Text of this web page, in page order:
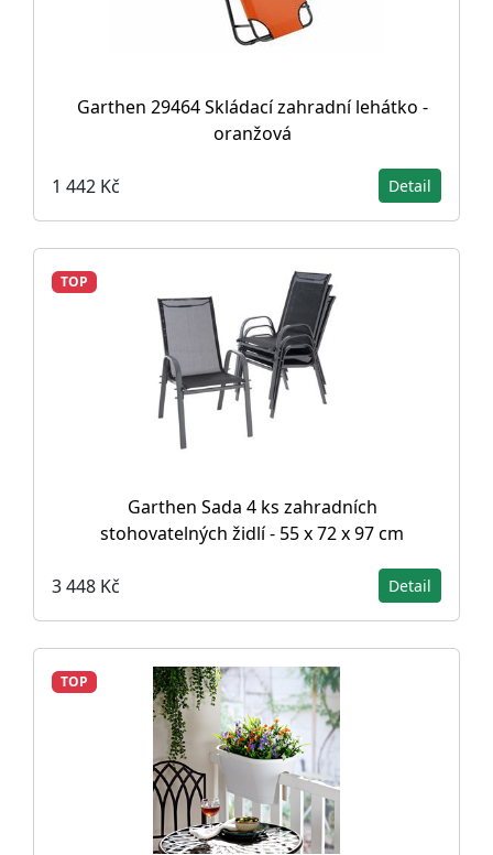
Garthen 29464 Skládací zahradní lehátko -
oranžová
1 442 Kč Detail
TOP
Garthen Sada 4 ks zahradních
stohovatelných židlí - 55 x 72 x 97 cm
3 448 Kč Detail
TOP